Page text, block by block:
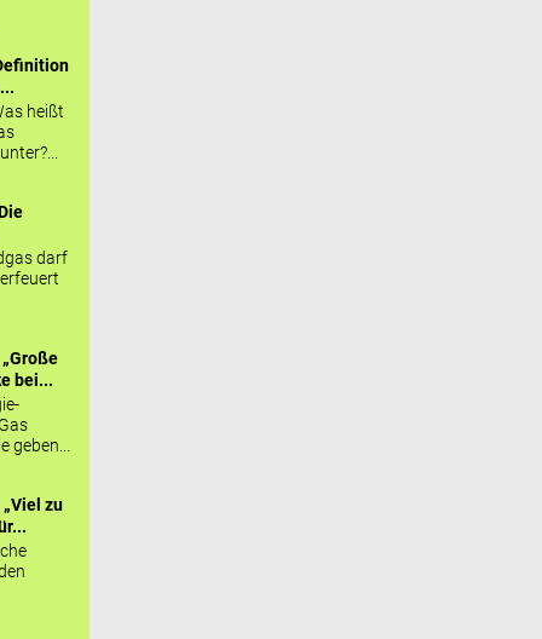
heißt
darf
„Große
bei...
geben...
„Viel zu